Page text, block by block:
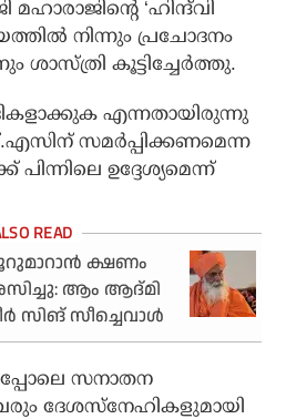
മഹാരാജിന്റെ ‘ഹിന്ദ്‌വി
നിന്നും പ്രചോദനം
കൂട്ടിച്ചേർത്തു.
എന്നതായിരുന്നു
സമർപ്പിക്കണമെന്ന
ഉദ്ദേശ്യമെന്ന്
ക്ഷണം
ആം ആദ്മി
സിങ് സീച്ചെവാള്‍
സനാതന
ദേശസ്നേഹികളുമായി